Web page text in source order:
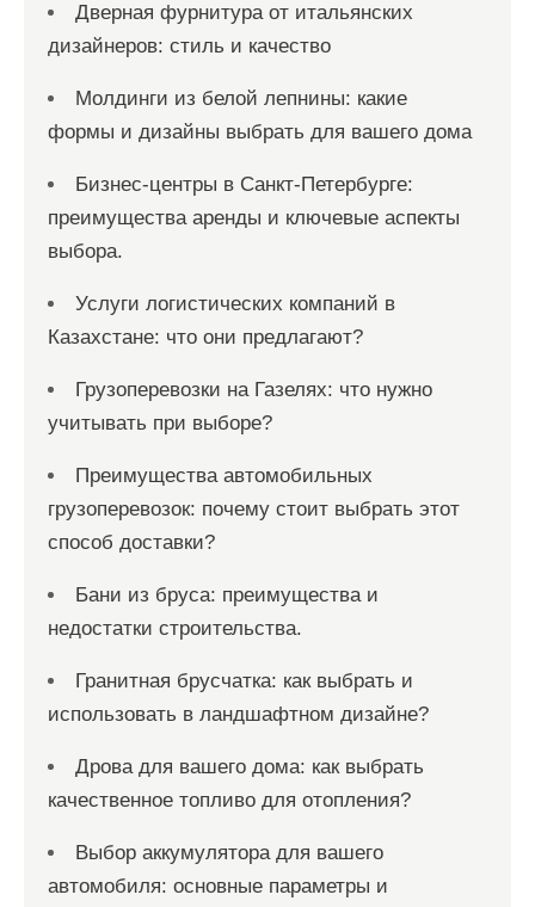
Дверная фурнитура от итальянских
дизайнеров: стиль и качество
Молдинги из белой лепнины: какие
формы и дизайны выбрать для вашего дома
Бизнес-центры в Санкт-Петербурге:
преимущества аренды и ключевые аспекты
выбора.
Услуги логистических компаний в
Казахстане: что они предлагают?
Грузоперевозки на Газелях: что нужно
учитывать при выборе?
Преимущества автомобильных
грузоперевозок: почему стоит выбрать этот
способ доставки?
Бани из бруса: преимущества и
недостатки строительства.
Гранитная брусчатка: как выбрать и
использовать в ландшафтном дизайне?
Дрова для вашего дома: как выбрать
качественное топливо для отопления?
Выбор аккумулятора для вашего
автомобиля: основные параметры и